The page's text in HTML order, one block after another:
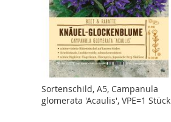
Sortenschild, A5, Campanula
glomerata 'Acaulis', VPE=1 Stück